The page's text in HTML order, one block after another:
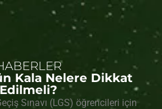
Kala Nelere Dikkat
Edilmeli?
Sınavı (LGS) öğrencileri için